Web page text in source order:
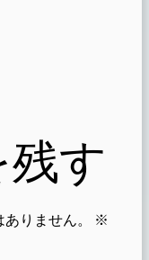
す
りません。
※